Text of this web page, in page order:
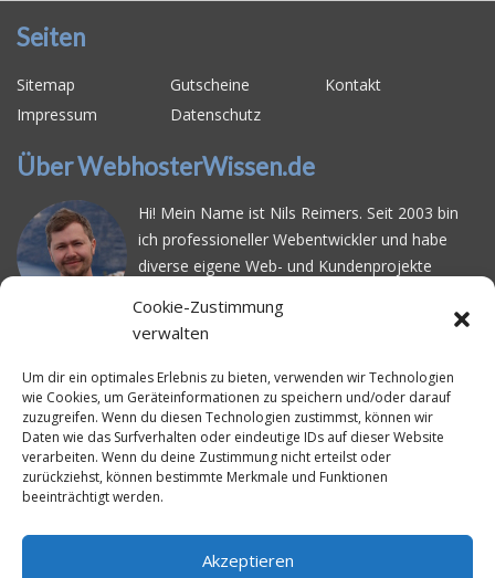
Cookie-Zustimmung
verwalten
Um dir ein optimales Erlebnis zu bieten, verwenden wir Technologien
wie Cookies, um Geräteinformationen zu speichern und/oder darauf
zuzugreifen. Wenn du diesen Technologien zustimmst, können wir
Daten wie das Surfverhalten oder eindeutige IDs auf dieser Website
verarbeiten. Wenn du deine Zustimmung nicht erteilst oder
zurückziehst, können bestimmte Merkmale und Funktionen
beeinträchtigt werden.
Akzeptieren
Seiten
Sitemap Gutscheine
Kontakt
Impressum
Datenschutz
Über WebhosterWissen.de
Hi! Mein Name ist Nils Reimers. Seit 2003 bin
ich professioneller Webentwickler und habe
diverse eigene Web- und Kundenprojekte
schwierig ist gutes Webhosting zu finden: Bei
vielen Anbietern ärgert man sich über
Serverausfälleoder überlangsame
Ladezeiten. Deswegen habe ich im Mai 2016
angefangen, die bekanntesten Webhoster
systematisch zu testen und deren
Erreichbarkeit und Ladezeit für eine typische
Website basierend auf dem beliebten CMS-
System WordPress zu protokollieren. Auf
WebhosterWissen.de werte ich diese